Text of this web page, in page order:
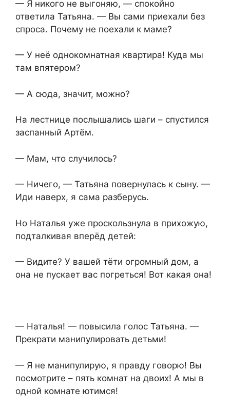
— Я никого не выгоняю, — спокойно
ответила Татьяна. — Вы сами приехали без
спроса. Почему не поехали к маме?
— У неё однокомнатная квартира! Куда мы
там впятером?
— А сюда, значит, можно?
На лестнице послышались шаги – спустился
заспанный Артём.
— Мам, что случилось?
— Ничего, — Татьяна повернулась к сыну. —
Иди наверх, я сама разберусь.
Но Наталья уже проскользнула в прихожую,
подталкивая вперёд детей:
— Видите? У вашей тёти огромный дом, а
она не пускает вас погреться! Вот какая она!
— Наталья! — повысила голос Татьяна. —
Прекрати манипулировать детьми!
— Я не манипулирую, я правду говорю! Вы
посмотрите – пять комнат на двоих! А мы в
одной комнате ютимся!